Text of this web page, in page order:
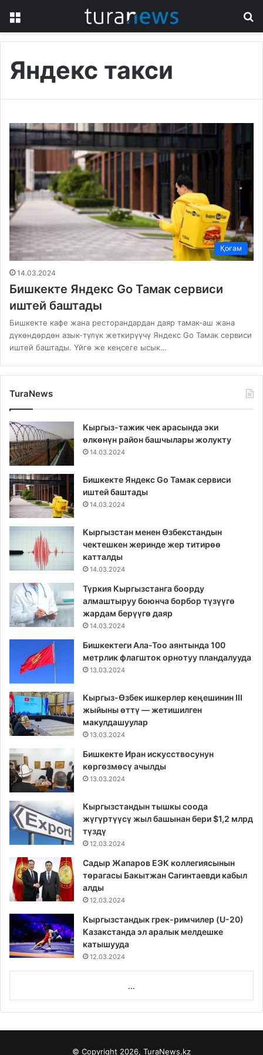
Яндекс такси
Қоғам
14.03.2024
Бишкекте Яндекс Go Тамак сервиси
иштей баштады
Бишкекте кафе жана ресторандардан даяр тамак-аш жана
дүкөндөрдөн азык-түлүк жеткирүүчү Яндекс Go Тамак сервиси
иштей баштады. Үйгө же кеӊсеге ысык…
TuraNews
Кыргыз-тажик чек арасында эки
өлкөнүн район башчылары жолукту
14.03.2024
Бишкекте Яндекс Go Тамак сервиси
иштей баштады
14.03.2024
Кыргызстан менен Өзбекстандын
чектешкен жеринде жер титирөө
катталды
14.03.2024
Түркия Кыргызстанга боорду
алмаштыруу боюнча борбор түзүүгө
жардам берүүгө даяр
14.03.2024
Бишкектеги Ала-Тоо аянтында 100
метрлик флагшток орнотуу пландалууда
13.03.2024
Кыргыз-Өзбек ишкерлер кеңешинин III
жыйыны өттү — жетишилген
макулдашуулар
13.03.2024
Бишкекте Иран искусствосунун
көргөзмөсү ачылды
13.03.2024
Кыргызстандын тышкы соода
жүгүртүүсү жыл башынан бери $1,2 млрд
түздү
12.03.2024
Садыр Жапаров ЕЭК коллегиясынын
төрагасы Бакытжан Сагинтаевди кабыл
алды
12.03.2024
Кыргызстандык грек-римчилер (U-20)
Казакстанда эл аралык мелдешке
катышууда
12.03.2024
...
© Copyright 2026, TuraNews.kz